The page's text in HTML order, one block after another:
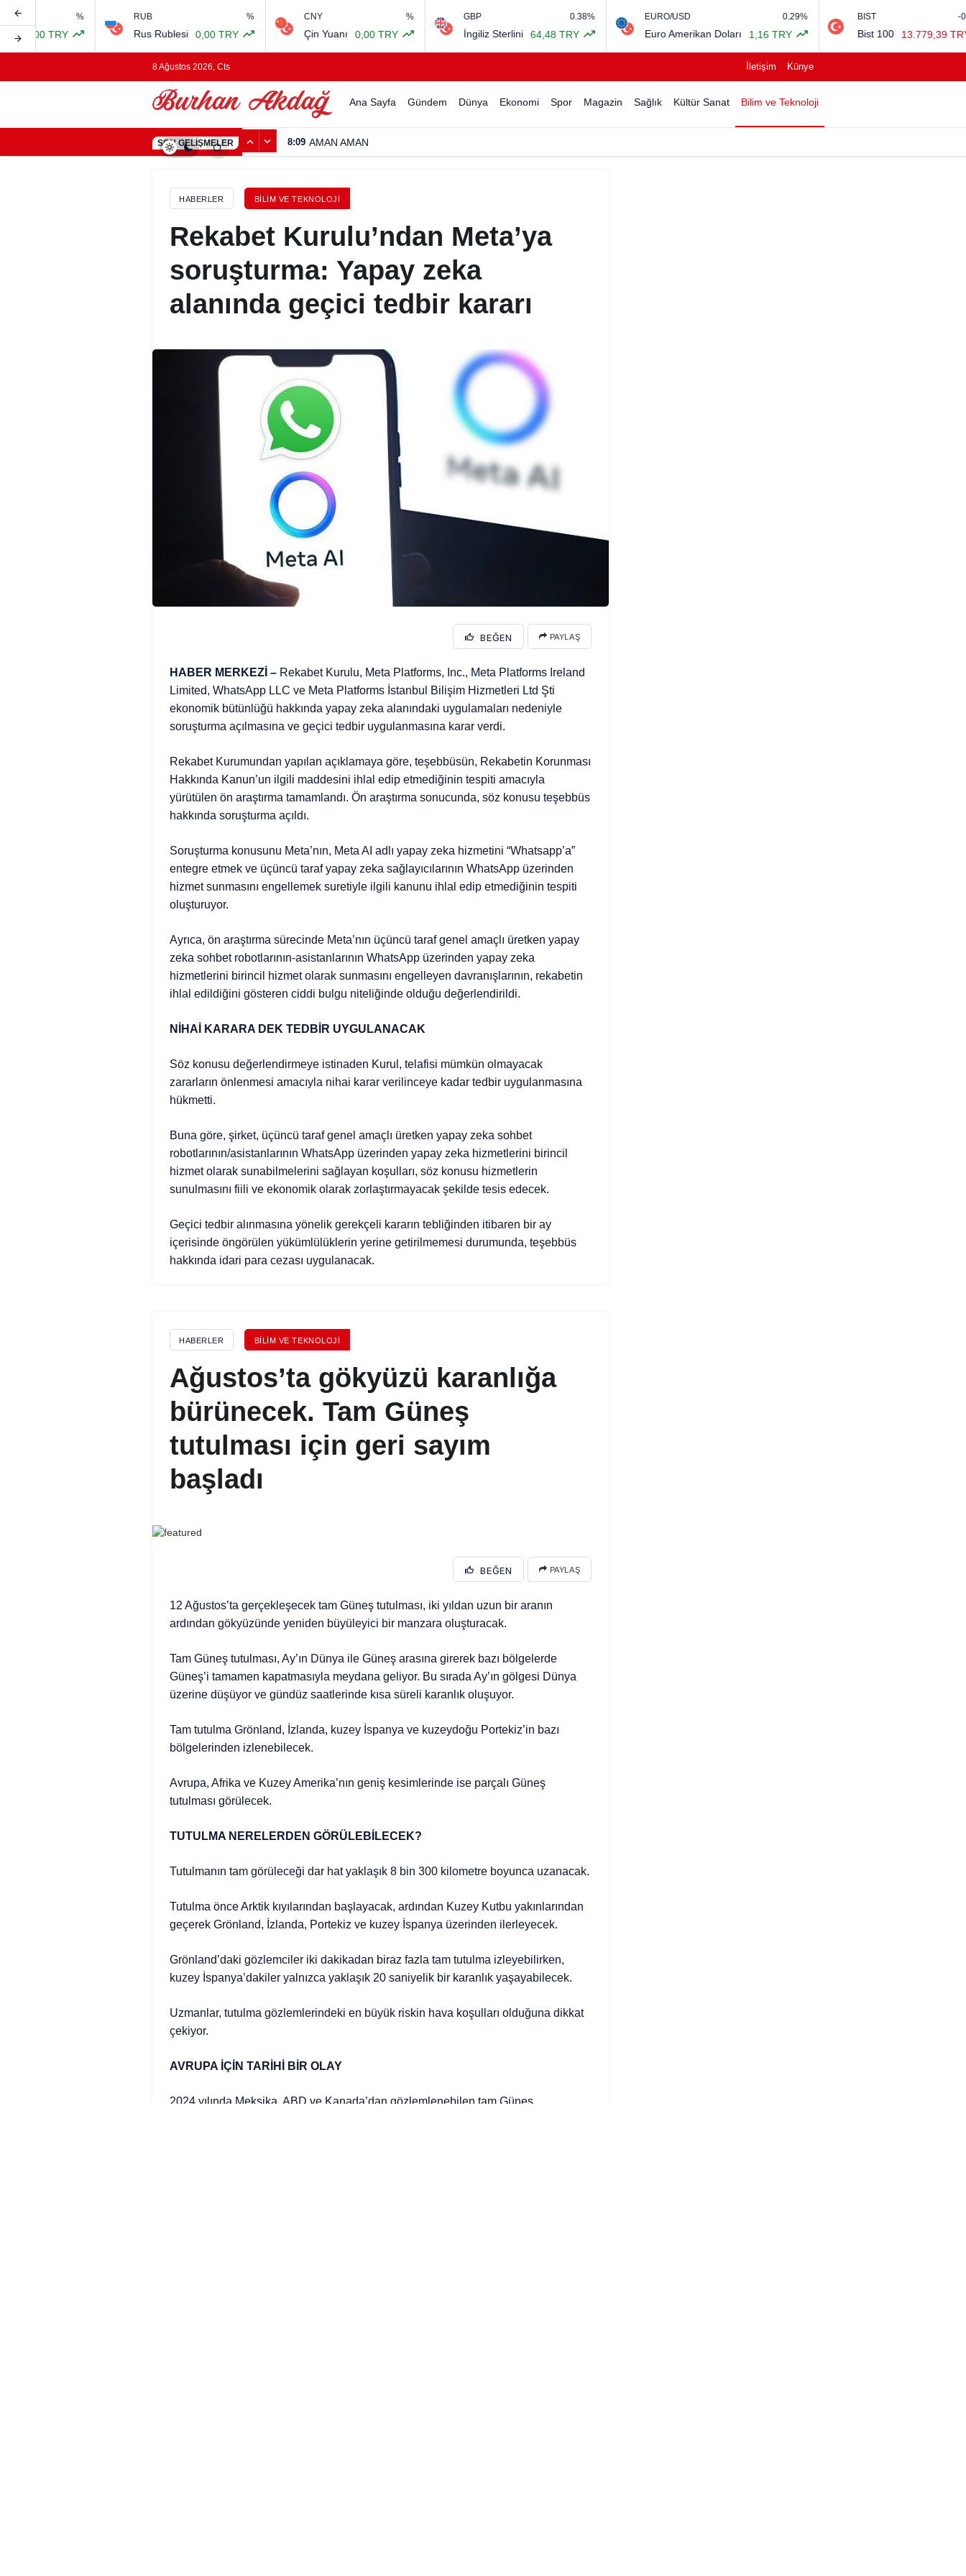
RUB
Rus Rublesi 0,00 TRY
CNY
Çin Yuanı 0,00 TRY
GBP
İngiliz Sterlini 64,48 TRY
EURO/USD
Euro Amerikan Doları 1,16 TRY
BIST
Bist 100 13.779,39 TRY
8 Ağustos 2026, Cts İletişim Künye
Ana Sayfa Gündem Dünya Ekonomi Spor Magazin Sağlık Kültür Sanat Bilim ve Teknoloji
SON GELIŞMELER
HABERLER BILIM VE TEKNOLOJI
Rekabet Kurulu’ndan Meta’ya
soruşturma: Yapay zeka
alanında geçici tedbir kararı
BEĞEN PAYLAŞ
HABER MERKEZİ –Rekabet Kurulu, Meta Platforms, Inc., Meta Platforms Ireland
Limited, WhatsApp LLC ve Meta Platforms İstanbul Bilişim Hizmetleri Ltd Şti
ekonomik bütünlüğü hakkında yapay zeka alanındaki uygulamaları nedeniyle
soruşturma açılmasına ve geçici tedbir uygulanmasına karar verdi.
Rekabet Kurumundan yapılan açıklamaya göre, teşebbüsün, Rekabetin Korunması
Hakkında Kanun’un ilgili maddesini ihlal edip etmediğinin tespiti amacıyla
yürütülen ön araştırma tamamlandı. Ön araştırma sonucunda, söz konusu teşebbüs
hakkında soruşturma açıldı.
Soruşturma konusunu Meta’nın, Meta AI adlı yapay zeka hizmetini “Whatsapp’a”
entegre etmek ve üçüncü taraf yapay zeka sağlayıcılarının WhatsApp üzerinden
hizmet sunmasını engellemek suretiyle ilgili kanunu ihlal edip etmediğinin tespiti
oluşturuyor.
Ayrıca, ön araştırma sürecinde Meta’nın üçüncü taraf genel amaçlı üretken yapay
zeka sohbet robotlarının-asistanlarının WhatsApp üzerinden yapay zeka
hizmetlerini birincil hizmet olarak sunmasını engelleyen davranışlarının, rekabetin
ihlal edildiğini gösteren ciddi bulgu niteliğinde olduğu değerlendirildi.
NİHAİ KARARA DEK TEDBİR UYGULANACAK
Söz konusu değerlendirmeye istinaden Kurul, telafisi mümkün olmayacak
zararların önlenmesi amacıyla nihai karar verilinceye kadar tedbir uygulanmasına
hükmetti.
Buna göre, şirket, üçüncü taraf genel amaçlı üretken yapay zeka sohbet
robotlarının/asistanlarının WhatsApp üzerinden yapay zeka hizmetlerini birincil
hizmet olarak sunabilmelerini sağlayan koşulları, söz konusu hizmetlerin
sunulmasını fiili ve ekonomik olarak zorlaştırmayacak şekilde tesis edecek.
Geçici tedbir alınmasına yönelik gerekçeli kararın tebliğinden itibaren bir ay
içerisinde öngörülen yükümlülüklerin yerine getirilmemesi durumunda, teşebbüs
hakkında idari para cezası uygulanacak.
HABERLER BILIM VE TEKNOLOJI
Ağustos’ta gökyüzü karanlığa
bürünecek. Tam Güneş
tutulması için geri sayım
başladı
BEĞEN PAYLAŞ
12 Ağustos’ta gerçekleşecek tam Güneş tutulması, iki yıldan uzun bir aranın
ardından gökyüzünde yeniden büyüleyici bir manzara oluşturacak.
Tam Güneş tutulması, Ay’ın Dünya ile Güneş arasına girerek bazı bölgelerde
Güneş’i tamamen kapatmasıyla meydana geliyor. Bu sırada Ay’ın gölgesi Dünya
üzerine düşüyor ve gündüz saatlerinde kısa süreli karanlık oluşuyor.
Tam tutulma Grönland, İzlanda, kuzey İspanya ve kuzeydoğu Portekiz’in bazı
bölgelerinden izlenebilecek.
Avrupa, Afrika ve Kuzey Amerika’nın geniş kesimlerinde ise parçalı Güneş
tutulması görülecek.
TUTULMA NERELERDEN GÖRÜLEBİLECEK?
Tutulmanın tam görüleceği dar hat yaklaşık 8 bin 300 kilometre boyunca uzanacak.
Tutulma önce Arktik kıyılarından başlayacak, ardından Kuzey Kutbu yakınlarından
geçerek Grönland, İzlanda, Portekiz ve kuzey İspanya üzerinden ilerleyecek.
Grönland’daki gözlemciler iki dakikadan biraz fazla tam tutulma izleyebilirken,
kuzey İspanya’dakiler yalnızca yaklaşık 20 saniyelik bir karanlık yaşayabilecek.
Uzmanlar, tutulma gözlemlerindeki en büyük riskin hava koşulları olduğuna dikkat
çekiyor.
AVRUPA İÇİN TARİHİ BİR OLAY
2024 yılında Meksika, ABD ve Kanada’dan gözlemlenebilen tam Güneş